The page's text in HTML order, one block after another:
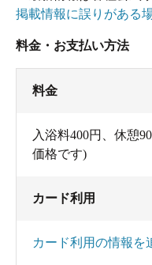
掲載情報に誤りがある
料金・お支払い方法
料金
入浴料400円、休憩
価格です)
カード利用
カード利用の情報を